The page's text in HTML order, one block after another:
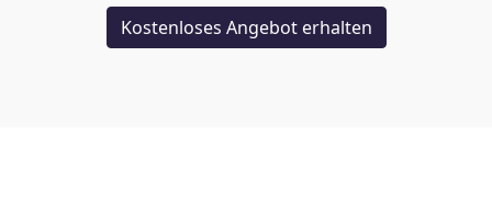
Kostenloses Angebot erhalten